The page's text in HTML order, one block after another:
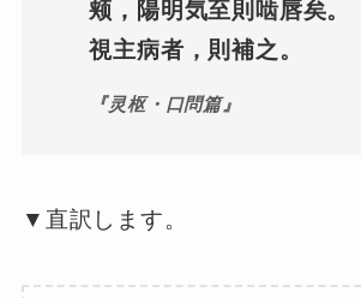
颊，陽明気至則啮唇矣。
視主病者，則補之。
『灵枢・口問篇』
▼直訳します。